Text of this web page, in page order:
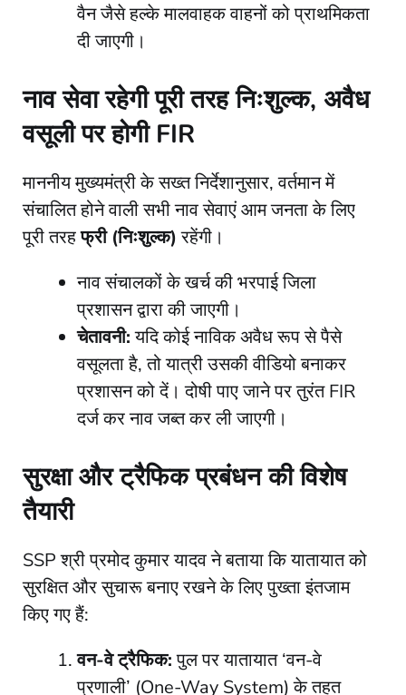
वैन जैसे हल्के मालवाहक वाहनों को प्राथमिकता
दी जाएगी।
नाव सेवा रहेगी पूरी तरह निःशुल्क, अवैध
वसूली पर होगी FIR
​माननीय मुख्यमंत्री के सख्त निर्देशानुसार, वर्तमान में
संचालित होने वाली सभी नाव सेवाएं आम जनता के लिए
पूरी तरहफ्री (निःशुल्क)रहेंगी।
​नाव संचालकों के खर्च की भरपाई जिला
प्रशासन द्वारा की जाएगी।
चेतावनी:यदि कोई नाविक अवैध रूप से पैसे
वसूलता है, तो यात्री उसकी वीडियो बनाकर
प्रशासन को दें। दोषी पाए जाने पर तुरंत FIR
दर्ज कर नाव जब्त कर ली जाएगी।
सुरक्षा और ट्रैफिक प्रबंधन की विशेष
तैयारी
​SSP श्री प्रमोद कुमार यादव ने बताया कि यातायात को
सुरक्षित और सुचारू बनाए रखने के लिए पुख्ता इंतजाम
किए गए हैं:
वन-वे ट्रैफिक:पुल पर यातायात ‘वन-वे
प्रणाली’ (One-Way System) के तहत